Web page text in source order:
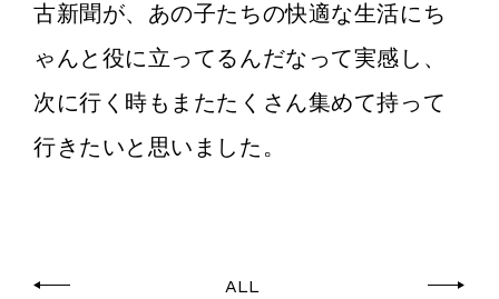
古新聞が、あの子たちの快適な生活にち
ゃんと役に立ってるんだなって実感し、
次に行く時もまたたくさん集めて持って
行きたいと思いました。
ALL